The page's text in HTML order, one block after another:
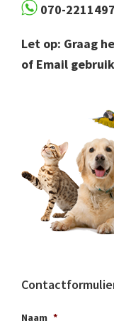
070-2211497
Let op: Graag
of Email
Naam *